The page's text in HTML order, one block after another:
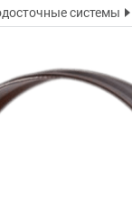
системы